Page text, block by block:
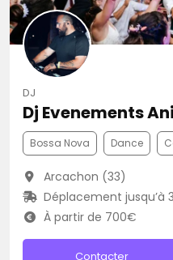
DJ
Dj Evenements
Bossa Nova Dance
Arcachon (33)
Déplacement jusqu’à
À partir de 700€
Contacter